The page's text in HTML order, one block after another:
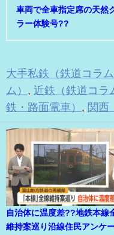
車両で全車指定席の天然
ラー体験号??
大手私鉄（鉄道コラム
ム） , 近鉄（鉄道コラ
鉄・路面電車） , 関西
自治体に温度差??地鉄本線
維持案巡り沿線住民アンケ